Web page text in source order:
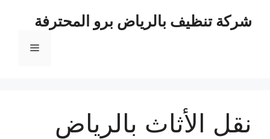
شركة تنظيف بالرياض برو المحترفة
القائمة
نقل الأثاث بالرياض